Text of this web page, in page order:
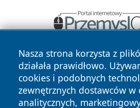
Nasza strona korzysta z
działała prawidłowo.
cookies i podobnych
zewnętrznych dostawców w
analitycznych,